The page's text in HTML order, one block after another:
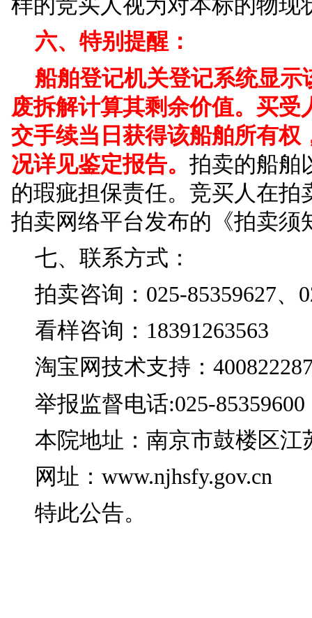
竞买开始3个工作日前
书。竞买成功后，竞
书，并办理拍卖标的物
为委托代理人的个人行
因不符合条件参加竞
五、咨询、看样：
自即日起接受咨询和
样的竞买人视为对本
六、特别提醒：
船舶登记机关登记系
废拆解计算其剩余价
交手续当日获得该船
况详见鉴定报告。